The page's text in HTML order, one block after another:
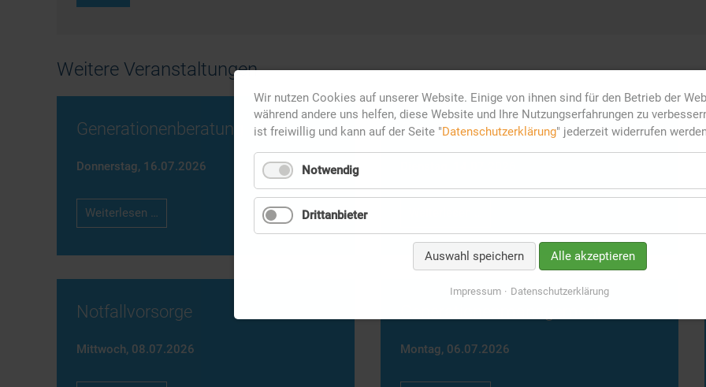
Weitere Veranstaltungen
Generationenberatung
Donnerstag, 16.07.2026
Weiterlesen … Generationenberatung
Generationenmanagement
Notfallvorsorge
Mittwoch, 08.07.2026 Montag, 06.07.2026
Wir nutzen Cookies auf unserer Website. Einige von ihnen sind für den Betrieb der
während andere uns helfen, diese Website und Ihre Nutzungserfahrungen zu
ist freiwillig und kann auf der Seite "Datenschutzerklärung" jederzeit widerrufen
Notwendig
Drittanbieter
Auswahl speichern Alle akzeptieren
Impressum Datenschutzerklärung